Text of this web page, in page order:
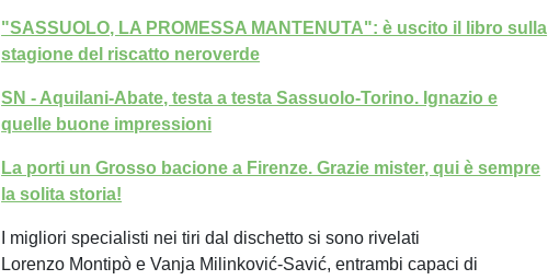
"SASSUOLO, LA PROMESSA MANTENUTA": è uscito il libro sulla
stagione del riscatto neroverde
SN - Aquilani-Abate, testa a testa Sassuolo-Torino. Ignazio e
quelle buone impressioni
La porti un Grosso bacione a Firenze. Grazie mister, qui è sempre
la solita storia!
I migliori specialisti nei tiri dal dischetto si sono rivelati
Lorenzo Montipò e Vanja Milinković-Savić, entrambi capaci di